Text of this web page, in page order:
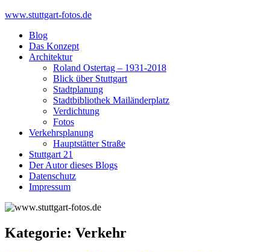
Skip
content
www.stuttgart-fotos.de
Blog
Das Konzept
Architektur
Roland Ostertag – 1931-2018
Blick über Stuttgart
Stadtplanung
Stadtbibliothek Mailänderplatz
Verdichtung
Fotos
Verkehrsplanung
Hauptstätter Straße
Stuttgart 21
Der Autor dieses Blogs
Datenschutz
Impressum
Kategorie: Verkehr